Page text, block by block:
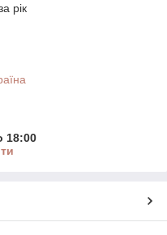
рік
18:00